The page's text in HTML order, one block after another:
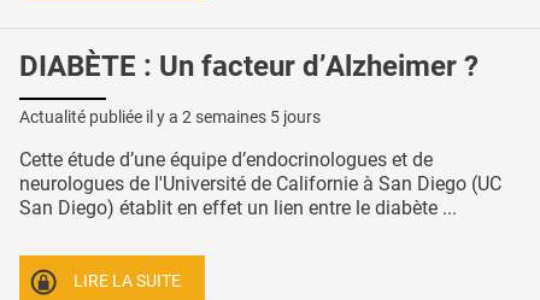
DIABÈTE : Un facteur d’Alzheimer ?
Actualité publiée il y a 2 semaines 5 jours
Cette étude d’une équipe d’endocrinologues et de
neurologues de l'Université de Californie à San Diego (UC
San Diego) établit en effet un lien entre le diabète ...
LIRE LA SUITE